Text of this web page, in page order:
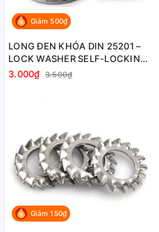
Giảm 500₫
LONG ĐEN KHÓA DIN 25201 –
LOCK WASHER SELF-LOCKING
DIN 25201
3.000₫ 3.500₫
Giảm 150₫